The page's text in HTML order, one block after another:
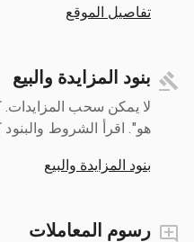
تفاصيل الموقع
بنود المزايدة والبيع
لا يمكن سحب المزايدات.
هو". اقرأ الشروط والبنود
بنود المزايدة والبيع
رسوم المعاملات